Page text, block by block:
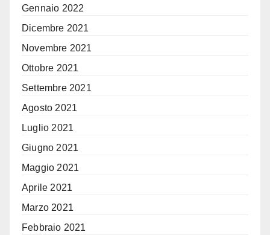
Gennaio 2022
Dicembre 2021
Novembre 2021
Ottobre 2021
Settembre 2021
Agosto 2021
Luglio 2021
Giugno 2021
Maggio 2021
Aprile 2021
Marzo 2021
Febbraio 2021